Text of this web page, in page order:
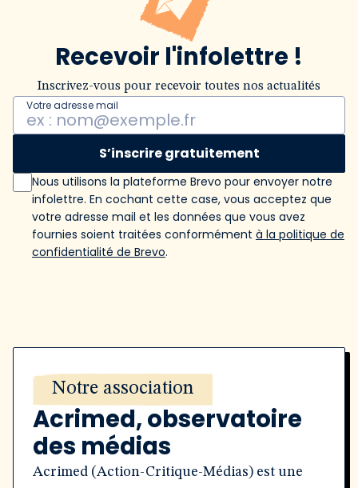
Recevoir l'infolettre !
Inscrivez-vous pour recevoir toutes nos actualités
Votre adresse mail
S’inscrire gratuitement
Nous utilisons la plateforme Brevo pour envoyer notre
infolettre. En cochant cette case, vous acceptez que
votre adresse mail et les données que vous avez
fournies soient traitées conformément à la politique de
confidentialité de Brevo.
Notre association
Acrimed, observatoire
des médias
Acrimed (Action-Critique-Médias) est une